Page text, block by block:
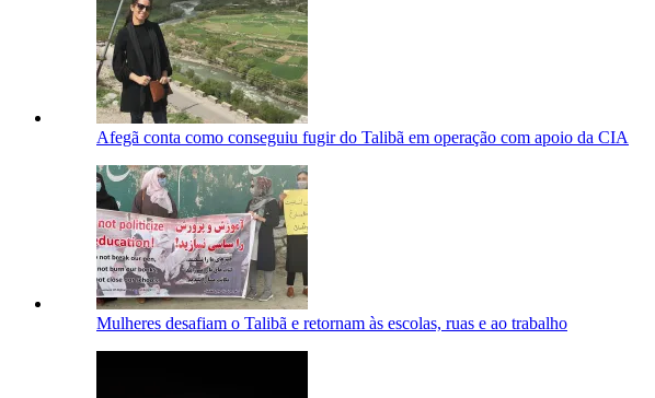
Afegã conta como conseguiu fugir do Talibã em operação com apoio da CIA
Mulheres desafiam o Talibã e retornam às escolas, ruas e ao trabalho